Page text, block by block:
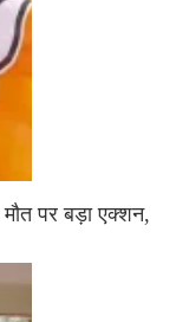
पर बड़ा एक्शन,